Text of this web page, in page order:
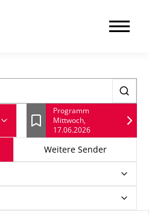
Lesezeichen
Programm
Mittwoch,
17.06.2026
Weitere Sender